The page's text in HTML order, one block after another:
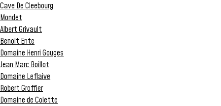
Cave De Cleebourg
Mondet
Albert Grivault
Benoit Ente
Domaine Henri Gouges
Jean Marc Boillot
Domaine Leflaive
Robert Groffier
Domaine de Colette